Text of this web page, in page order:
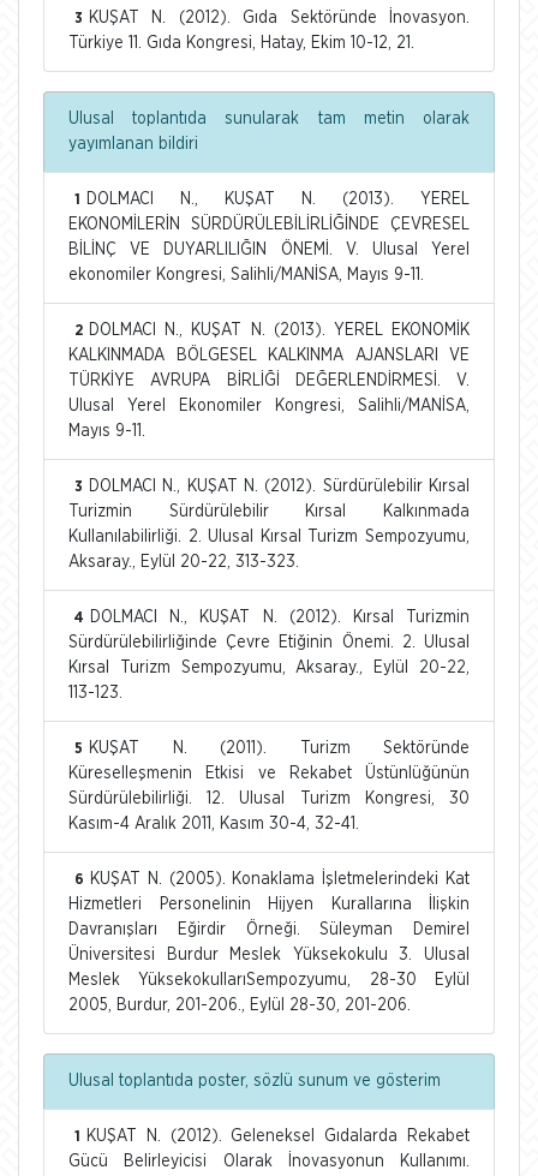
3
KUŞAT N. (2012). Gıda Sektöründe İnovasyon.
Türkiye 11. Gıda Kongresi, Hatay, Ekim 10-12, 21.
Ulusal toplantıda sunularak tam metin olarak
yayımlanan bildiri
1
DOLMACI N., KUŞAT N. (2013). YEREL
EKONOMİLERİN SÜRDÜRÜLEBİLİRLİĞİNDE ÇEVRESEL
BİLİNÇ VE DUYARLILIĞIN ÖNEMİ. V. Ulusal Yerel
ekonomiler Kongresi, Salihli/MANİSA, Mayıs 9-11.
2
DOLMACI N., KUŞAT N. (2013). YEREL EKONOMİK
KALKINMADA BÖLGESEL KALKINMA AJANSLARI VE
TÜRKİYE AVRUPA BİRLİĞİ DEĞERLENDİRMESİ. V.
Ulusal Yerel Ekonomiler Kongresi, Salihli/MANİSA,
Mayıs 9-11.
3
DOLMACI N., KUŞAT N. (2012). Sürdürülebilir Kırsal
Turizmin Sürdürülebilir Kırsal Kalkınmada
Kullanılabilirliği. 2. Ulusal Kırsal Turizm Sempozyumu,
Aksaray., Eylül 20-22, 313-323.
4
DOLMACI N., KUŞAT N. (2012). Kırsal Turizmin
Sürdürülebilirliğinde Çevre Etiğinin Önemi. 2. Ulusal
Kırsal Turizm Sempozyumu, Aksaray., Eylül 20-22,
113-123.
5
KUŞAT N. (2011). Turizm Sektöründe
Küreselleşmenin Etkisi ve Rekabet Üstünlüğünün
Sürdürülebilirliği. 12. Ulusal Turizm Kongresi, 30
Kasım-4 Aralık 2011, Kasım 30-4, 32-41.
6
KUŞAT N. (2005). Konaklama İşletmelerindeki Kat
Hizmetleri Personelinin Hijyen Kurallarına İlişkin
Davranışları Eğirdir Örneği. Süleyman Demirel
Üniversitesi Burdur Meslek Yüksekokulu 3. Ulusal
Meslek YüksekokullarıSempozyumu, 28-30 Eylül
2005, Burdur, 201-206., Eylül 28-30, 201-206.
Ulusal toplantıda poster, sözlü sunum ve gösterim
1
KUŞAT N. (2012). Geleneksel Gıdalarda Rekabet
Gücü Belirleyicisi Olarak İnovasyonun Kullanımı.